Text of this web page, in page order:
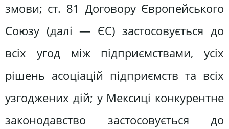
змови; ст. 81 Договору Європейського
Союзу (далі — ЄС) застосовується до
всіх угод між підприємствами, усіх
рішень асоціацій підприємств та всіх
узгоджених дій; у Мексиці конкурентне
законодавство застосовується до